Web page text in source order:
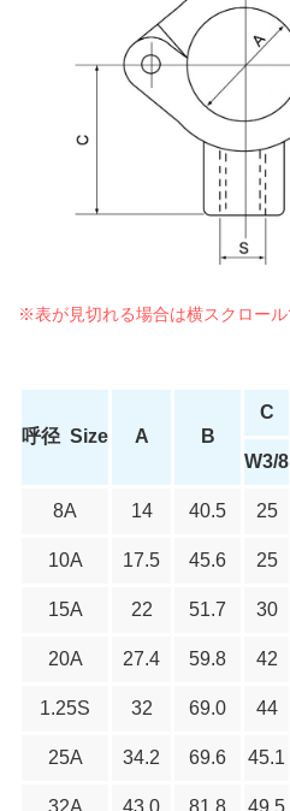
呼径 Size A B
C
W3/8
8A 14 40.5 25
10A 17.5 45.6 25
15A 22 51.7 30
20A 27.4 59.8 42
1.25S 32 69.0 44
25A 34.2 69.6 45.1
32A 43.0 81.8 49.5